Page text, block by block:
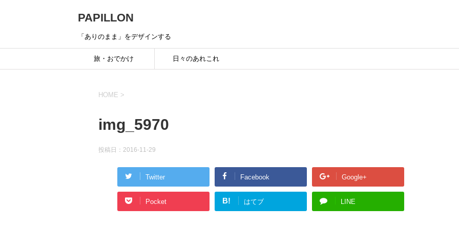
PAPILLON
「ありのまま」をデザインする
旅・おでかけ 日々のあれこれ
HOME >
img_5970
投稿日： 2016-11-29
Twitter Facebook Google+
Pocket B! はてブ LINE